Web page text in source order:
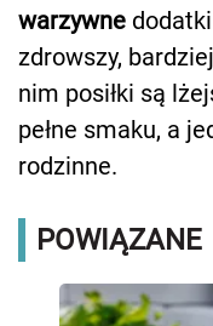
warzywne
zdrowszy,
nim posiłki są
pełne smaku, a
rodzinne.
POWIĄZANE